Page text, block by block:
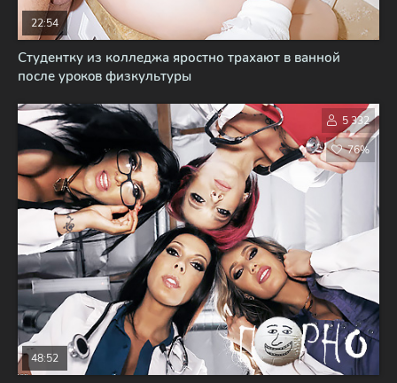
Студентку из колледжа яростно трахают в ванной
после ypoкoв физкультуры
22:54
48:52
5 332
76%